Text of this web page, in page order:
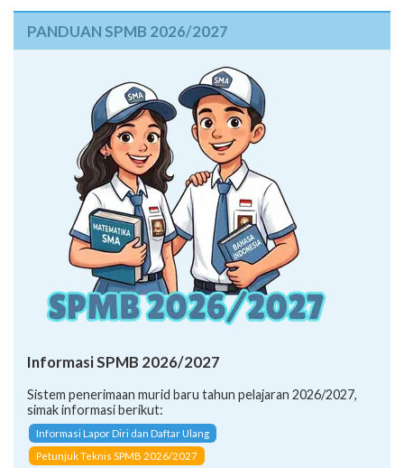
PANDUAN SPMB 2026/2027
Informasi SPMB 2026/2027
Sistem penerimaan murid baru tahun pelajaran 2026/2027,
simak informasi berikut:
Informasi Lapor Diri dan Daftar Ulang
Petunjuk Teknis SPMB 2026/2027